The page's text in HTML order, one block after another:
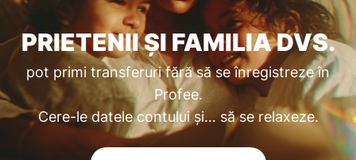
PRIETENII ȘI FAMILIA DVS.
pot primi transferuri fără să se înregistreze în
Profee.
Cere-le datele contului și… să se relaxeze.